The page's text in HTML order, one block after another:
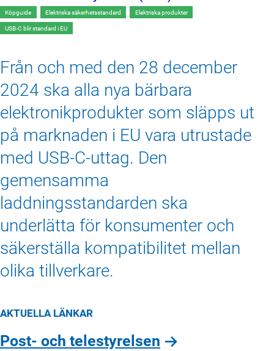
Köpguide Elektriska säkerhetsstandard
Elektriska produkter
USB-C blir standard i EU
Från och med den 28 december
2024 ska alla nya bärbara
elektronikprodukter som släpps ut
på marknaden i EU vara utrustade
med USB-C-uttag. Den
gemensamma
laddningsstandarden ska
underlätta för konsumenter och
säkerställa kompatibilitet mellan
olika tillverkare.
AKTUELLA LÄNKAR
Post- och telestyrelsen